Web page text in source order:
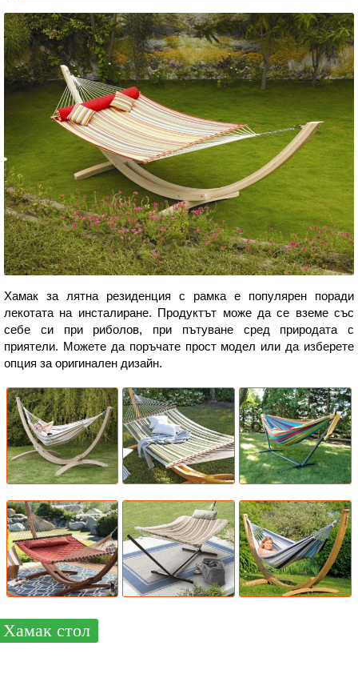
Хамак за лятна резиденция с рамка е популярен поради
лекотата на инсталиране. Продуктът може да се вземе със
себе си при риболов, при пътуване сред природата с
приятели. Можете да поръчате прост модел или да изберете
опция за оригинален дизайн.
Хамак стол